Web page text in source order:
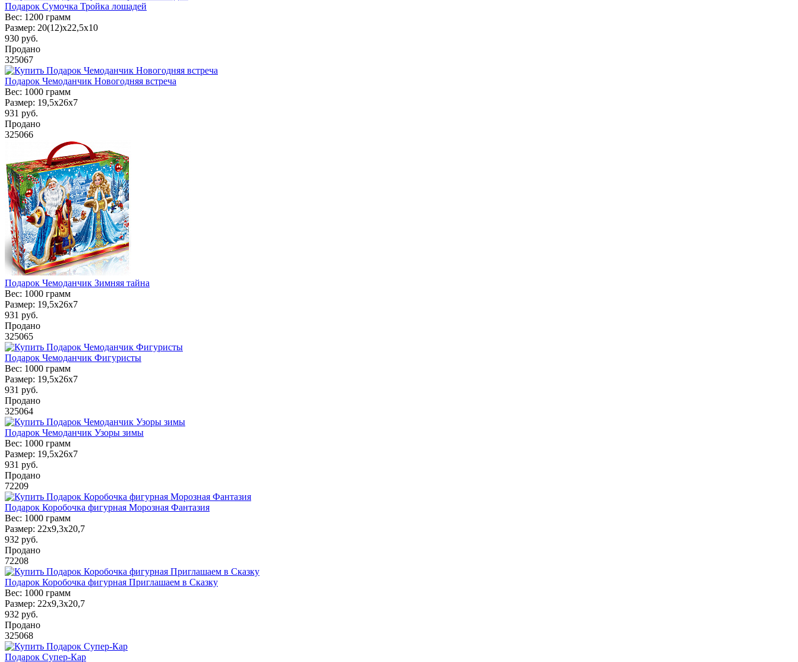
Подарок Сумочка Тройка лошадей
Вес: 1200 грамм
Размер: 20(12)x22,5x10
930 руб.
Продано
325067
Подарок Чемоданчик Новогодняя встреча
Вес: 1000 грамм
Размер: 19,5x26x7
931 руб.
Продано
325066
Подарок Чемоданчик Зимняя тайна
Вес: 1000 грамм
Размер: 19,5x26x7
931 руб.
Продано
325065
Подарок Чемоданчик Фигуристы
Вес: 1000 грамм
Размер: 19,5x26x7
931 руб.
Продано
325064
Подарок Чемоданчик Узоры зимы
Вес: 1000 грамм
Размер: 19,5x26x7
931 руб.
Продано
72209
Подарок Коробочка фигурная Морозная Фантазия
Вес: 1000 грамм
Размер: 22х9,3х20,7
932 руб.
Продано
72208
Подарок Коробочка фигурная Приглашаем в Сказку
Вес: 1000 грамм
Размер: 22х9,3х20,7
932 руб.
Продано
325068
Подарок Супер-Кар